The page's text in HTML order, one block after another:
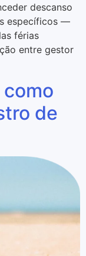
descanso
específicos —
férias
entre gestor
de